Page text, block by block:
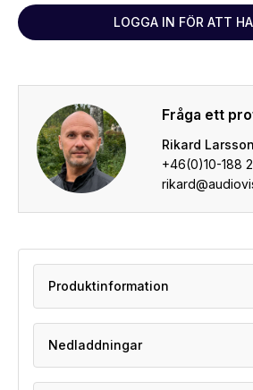
LOGGA IN FÖR ATT
Fråga ett
Rikard Larsson
+46(0)10-188
Produktinformation
Nedladdningar